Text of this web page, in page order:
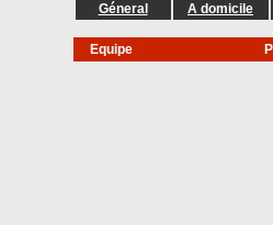
Géneral A domicile
Equipe